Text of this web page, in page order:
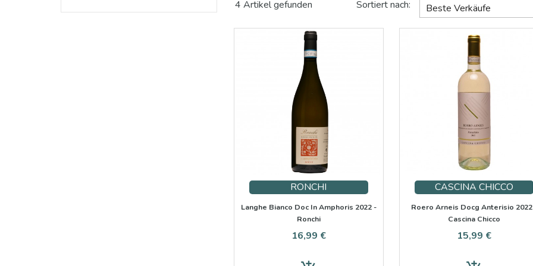
Wenn Sie von der Eleganz und dem Charme vonArneisfasziniert
zum Probieren und Genießen bereitstehen.
4 Artikel gefunden Sortiert nach: Beste Verkäufe
RONCHI
Langhe Bianco Doc In Amphoris 2022 -
Ronchi
Preis
16,99 €
CASCINA CHICCO
Roero Arneis Docg Anterisio
Cascina Chicco
Preis
15,99 €